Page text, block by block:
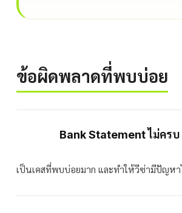
ข้อผิดพลาดที่พบบ่อย
Bank Statement ไม่ครบ
เป็นเคสที่พบบ่อยมาก และทำให้วีซ่ามีปัญหา